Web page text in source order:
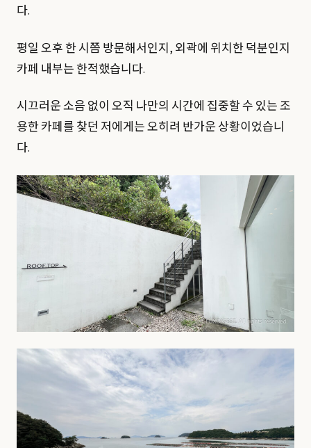
다.
평일 오후 한 시쯤 방문해서인지, 외곽에 위치한 덕분인지
카페 내부는 한적했습니다.
시끄러운 소음 없이 오직 나만의 시간에 집중할 수 있는 조
용한 카페를 찾던 저에게는 오히려 반가운 상황이었습니
다.